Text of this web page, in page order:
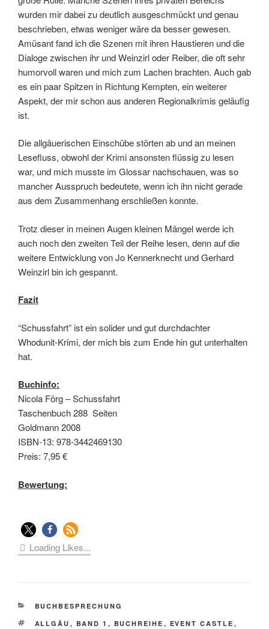
wurden mir dabei zu deutlich ausgeschmückt und genau
beschrieben, etwas weniger wäre da besser gewesen.
Amüsant fand ich die Szenen mit ihren Haustieren und die
Dialoge zwischen ihr und Weinzirl oder Reiber, die oft sehr
humorvoll waren und mich zum Lachen brachten. Auch gab
es ein paar Spitzen in Richtung Kempten, ein weiterer
Aspekt, der mir schon aus anderen Regionalkrimis geläufig
ist.
Die allgäuerischen Einschübe störten ab und an meinen
Lesefluss, obwohl der Krimi ansonsten flüssig zu lesen
war, und mich musste im Glossar nachschauen, was so
mancher Ausspruch bedeutete, wenn ich ihn nicht gerade
aus dem Zusammenhang erschließen konnte.
Trotz dieser in meinen Augen kleinen Mängel werde ich
auch noch den zweiten Teil der Reihe lesen, denn auf die
weitere Entwicklung von Jo Kennerknecht und Gerhard
Weinzirl bin ich gespannt.
Fazit
“Schussfahrt” ist ein solider und gut durchdachter
Whodunit-Krimi, der mich bis zum Ende hin gut unterhalten
hat.
Buchinfo:
Nicola Förg – Schussfahrt
Taschenbuch 288 Seiten
Goldmann 2008
ISBN-13: 978-3442469130
Preis: 7,95 €
Bewertung:
Loading Likes...
KATEGORIEN
BUCHBESPRECHUNG
SCHLAGWÖRTER
ALLGÄU , BAND 1 , BUCHREIHE , EVENT CASTLE ,